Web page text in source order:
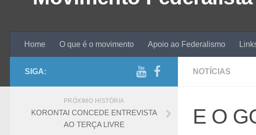
Home O que é o movimento Apoio ao Federalismo
NOTÍCIAS
E O
SIGA:
PRÓXIMO HISTÓRIA
KORONTAI CONCEDE ENTREVISTA
AO TERÇA LIVRE